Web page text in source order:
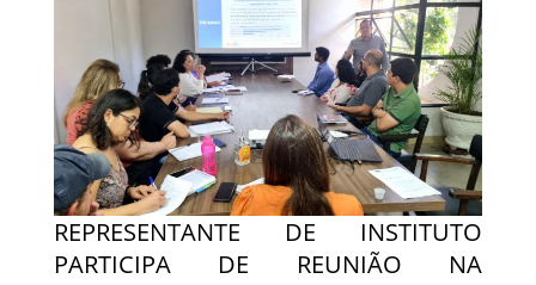
REPRESENTANTE DE INSTITUTO
PARTICIPA DE REUNIÃO NA